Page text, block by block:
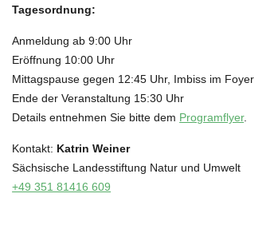
Tagesordnung:
Anmeldung ab 9:00 Uhr
Eröffnung 10:00 Uhr
Mittagspause gegen 12:45 Uhr, Imbiss im Foyer
Ende der Veranstaltung 15:30 Uhr
Details entnehmen Sie bitte dem Programflyer.
Kontakt: Katrin Weiner
Sächsische Landesstiftung Natur und Umwelt
+49 351 81416 609